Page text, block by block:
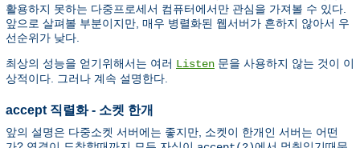
활용하지 못하는 다중프로세서 컴퓨터에서만 관심을 가져볼 수 있다.
앞으로 살펴볼 부분이지만, 매우 병렬화된 웹서버가 흔하지 않아서 우
선순위가 낮다.
최상의 성능을 얻기위해서는 여러 Listen 문을 사용하지 않는 것이 이
상적이다. 그러나 계속 설명한다.
accept 직렬화 - 소켓 한개
앞의 설명은 다중소켓 서버에는 좋지만, 소켓이 한개인 서버는 어떤